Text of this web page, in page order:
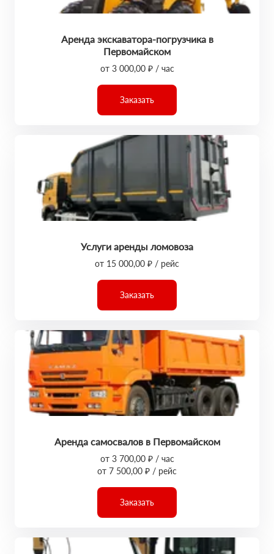
Аренда экскаватора-погрузчика в
Первомайском
от 3 000,00 ₽ / час
Заказать
Услуги аренды ломовоза
от 15 000,00 ₽ / рейс
Заказать
Аренда самосвалов в Первомайском
от 3 700,00 ₽ / час
от 7 500,00 ₽ / рейс
Заказать